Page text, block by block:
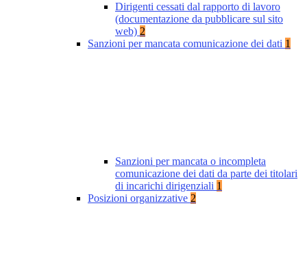
Dirigenti cessati dal rapporto di lavoro
(documentazione da pubblicare sul sito
web) 2
Sanzioni per mancata comunicazione dei dati 1
Sanzioni per mancata o incompleta
comunicazione dei dati da parte dei titolari
di incarichi dirigenziali 1
Posizioni organizzative 2